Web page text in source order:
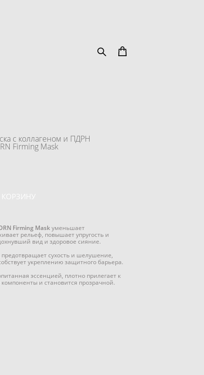
с коллагеном и ПДРН
Firming Mask
Firming Maskуменьшает
рельеф, повышает упругость и
вид и здоровое сияние.
сухость и шелушение,
укреплению защитного барьера.
эссенцией, плотно прилегает к
и становится прозрачной.